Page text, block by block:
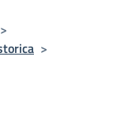
>
>